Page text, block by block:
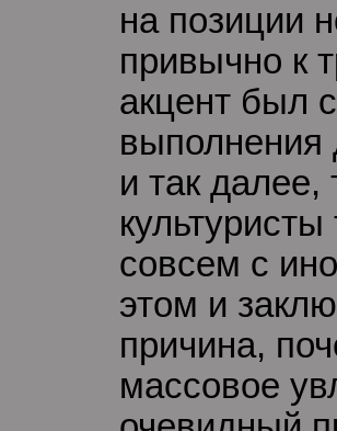
на позиции
привычно к
акцент был
и так далее,
совсем с
этом и
причина,
массовое